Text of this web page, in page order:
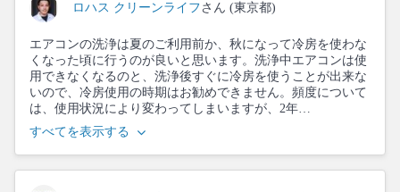
ロハス クリーンライフ さん (東京都)
エアコンの洗浄は夏のご利用前か、秋になって冷房を使わな
くなった頃に行うのが良いと思います。洗浄中エアコンは使
用できなくなるのと、洗浄後すぐに冷房を使うことが出来な
いので、冷房使用の時期はお勧めできません。頻度について
は、使用状況により変わってしまいますが、2年…
すべてを表示する